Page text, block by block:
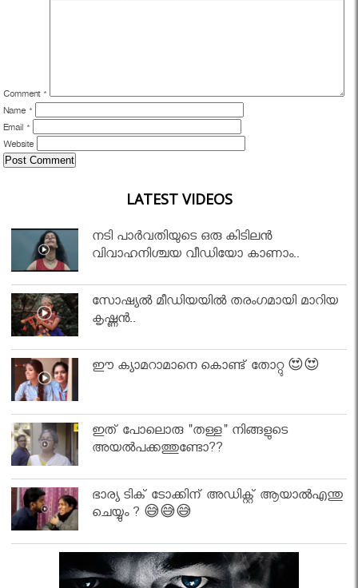
Comment *
Name *
Email *
Website
LATEST VIDEOS
നടി പാർവതിയുടെ ഒരു കിടിലൻ
വിവാഹനിശ്ചയ വീഡിയോ കാണാം..
സോഷ്യൽ മീഡിയയിൽ തരംഗമായി മാറിയ
കൃഷ്ണൻ..
ഈ ക്യാമറാമാനെ കൊണ്ട് തോറ്റു 😍😍
ഇത് പോലൊരു "തള്ള" നിങ്ങളുടെ
അയല്‍പക്കത്തുണ്ടോ??
ഭാര്യ ടിക് ടോക്കിന് അഡിക്റ്റ് ആയാൽഎന്തു
ചെയ്യും ? 😅😅😅